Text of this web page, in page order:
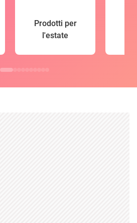
Prodotti per
l'estate